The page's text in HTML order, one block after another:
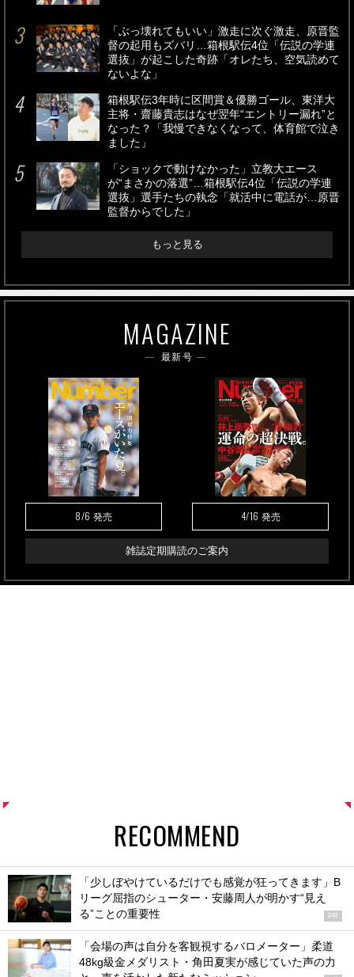
「ぶっ壊れてもいい」激走に次ぐ激走、原晋監
督の起用もズバリ…箱根駅伝4位「伝説の学連
選抜」が起こした奇跡「オレたち、空気読めて
ないよな」
箱根駅伝3年時に区間賞＆優勝ゴール、東洋大
主将・齋藤貴志はなぜ翌年“エントリー漏れ”と
なった？「我慢できなくなって、体育館で泣き
ました」
「ショックで動けなかった」立教大エース
が“まさかの落選”…箱根駅伝4位「伝説の学連
選抜」選手たちの執念「就活中に電話が…原晋
監督からでした」
もっと見る
MAGAZINE
最新号
8/6 発売 4/16 発売
雑誌定期購読のご案内
RECOMMEND
「少しぼやけているだけでも感覚が狂ってきます」B
リーグ屈指のシューター・安藤周人が明かす“見え
る”ことの重要性
PR
「会場の声は自分を客観視するバロメーター」柔道
48kg級金メダリスト・角田夏実が感じていた声の力